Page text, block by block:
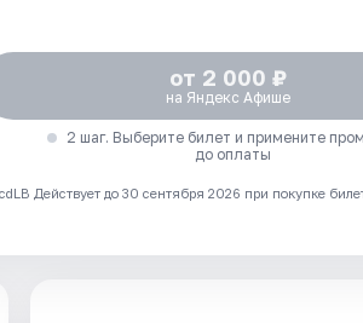
от 2 000 ₽
на Яндекс Афише
2 шаг. Выберите билет и примените
до оплаты
Действует до 30 сентября 2026 при покупке